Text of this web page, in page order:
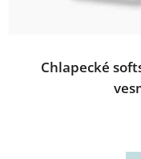
Chlapecké